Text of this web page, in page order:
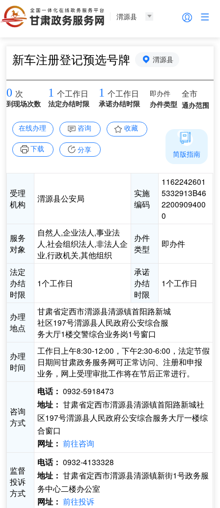
渭源县
新车注册登记预选号牌 渭源县
0 次
到现场次数
1 个工作日
法定办结时限
1 个工作日
承诺办结时限
即办件
办件类型
全市
通办范围
在线办理 咨询 收藏
下载 分享
受理
机构
渭源县公安局
实施
编码
1162242601
5332913B46
2200909400
0
服务
对象
自然人,企业法人,事业法
人,社会组织法人,非法人企
业,行政机关,其他组织
办件
类型
即办件
法定
办结
时限
1个工作日
承诺
办结
时限
1个工作日
办理
地点
甘肃省定西市渭源县清源镇首阳路新城
社区197号渭源县人民政府公安综合服
务大厅1楼交警综合业务岗1号窗口
办理
时间
工作日上午8:30-12:00，下午2:30-6:00，法定节假
日期间甘肃政务服务网可正常访问、注册和申报
业务，网上受理审批工作将在节后正常进行。
咨询
方式
电话： 0932-5918473
地址： 甘肃省定西市渭源县清源镇首阳路新城社
区197号渭源县人民政府公安综合服务大厅一楼综
合窗口
网址： 前往咨询
监督
投诉
方式
电话： 0932-4133328
地址： 甘肃省定西市渭源县清源镇新街1号政务服
务中心二楼办公室
网址： 前往投诉
简版指南